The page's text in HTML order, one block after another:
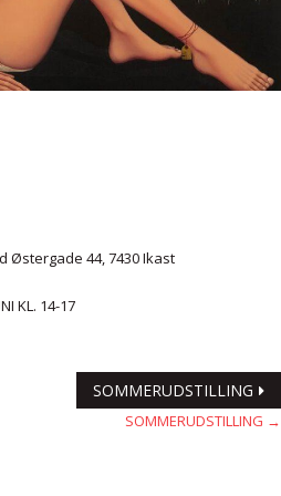
Østergade 44, 7430 Ikast
KL. 14-17
SOMMERUDSTILLING
SOMMERUDSTILLING →